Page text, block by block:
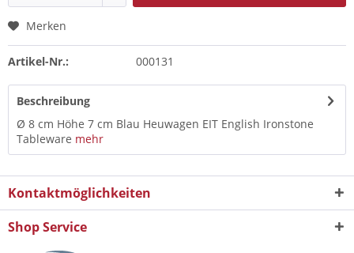
Merken
Artikel-Nr.: 000131
Beschreibung
Ø 8 cm Höhe 7 cm Blau Heuwagen EIT English Ironstone
Tableware mehr
Kontaktmöglichkeiten
Shop Service